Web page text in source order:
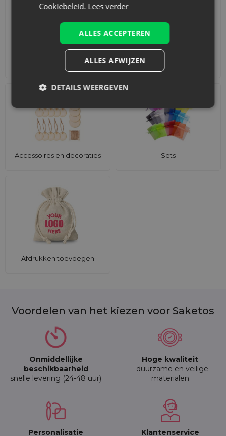
Adventskalenders Katoenen zakjes
Accessoires en decoraties Sets
Afdrukken toevoegen
Voordelen van het kiezen voor Saketos
Onmiddellijke
beschikbaarheid
snelle levering (24-48 uur)
Hoge kwaliteit
- duurzame en veilige
materialen
Personalisatie
Klantenservice
Cookiebeleid. Lees verder
ALLES ACCEPTEREN
ALLES AFWIJZEN
DETAILS WEERGEVEN